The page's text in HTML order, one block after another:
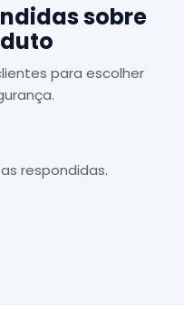
sobre
para escolher
respondidas.